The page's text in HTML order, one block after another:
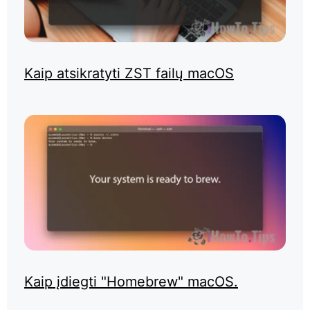
Kaip atsikratyti ZST failų macOS
Kaip įdiegti "Homebrew" macOS.